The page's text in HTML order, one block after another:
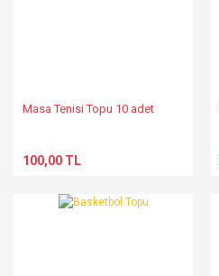
Masa Tenisi Topu 10 adet
100,00 TL